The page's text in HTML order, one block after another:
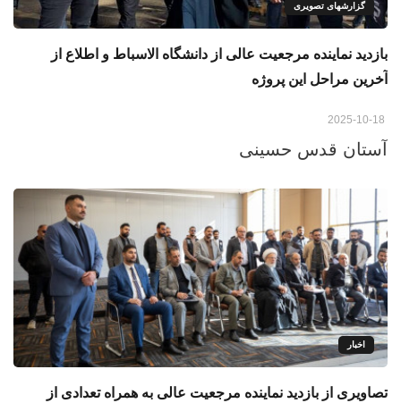
گزارشهای تصویری
بازدید نماینده مرجعیت عالی از دانشگاه الاسباط و اطلاع از
آخرین مراحل این پروژه
آستان قدس حسینی
اخبار
تصاویری از بازدید نماینده مرجعیت عالی به همراه تعدادی از